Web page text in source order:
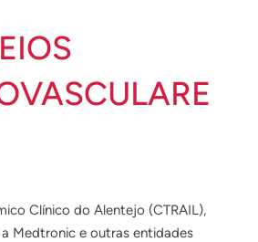
Clínico do Alentejo (CTRAIL),
Medtronic e outras entidades